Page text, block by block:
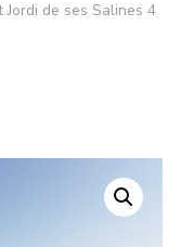
de ses Salines 4